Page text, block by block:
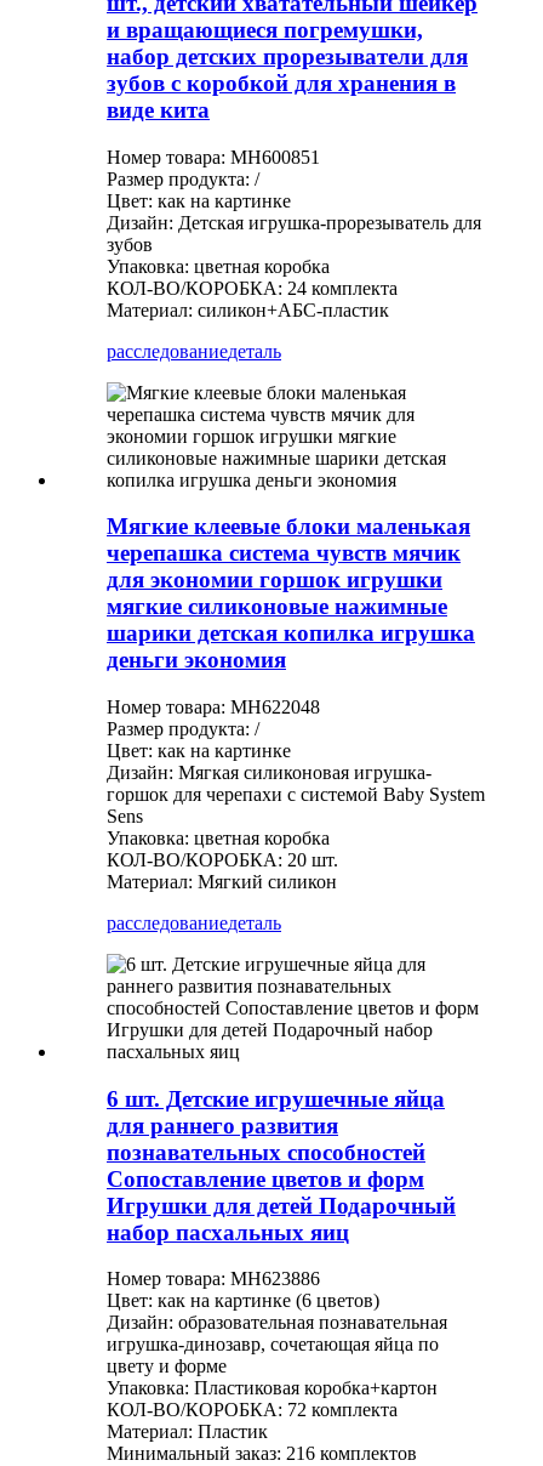
и вращающиеся погремушки,
набор детских прорезыватели для
зубов с коробкой для хранения в
виде кита
Номер товара: MH600851
Размер продукта: /
Цвет: как на картинке
Дизайн: Детская игрушка-прорезыватель для
зубов
Упаковка: цветная коробка
КОЛ-ВО/КОРОБКА: 24 комплекта
Материал: силикон+АБС-пластик
расследованиедеталь
Мягкие клеевые блоки маленькая
черепашка система чувств мячик
для экономии горшок игрушки
мягкие силиконовые нажимные
шарики детская копилка игрушка
деньги экономия
Номер товара: MH622048
Размер продукта: /
Цвет: как на картинке
Дизайн: Мягкая силиконовая игрушка-
горшок для черепахи с системой Baby System
Sens
Упаковка: цветная коробка
КОЛ-ВО/КОРОБКА: 20 шт.
Материал: Мягкий силикон
расследованиедеталь
6 шт. Детские игрушечные яйца
для раннего развития
познавательных способностей
Сопоставление цветов и форм
Игрушки для детей Подарочный
набор пасхальных яиц
Номер товара: MH623886
Цвет: как на картинке (6 цветов)
Дизайн: образовательная познавательная
игрушка-динозавр, сочетающая яйца по
цвету и форме
Упаковка: Пластиковая коробка+картон
КОЛ-ВО/КОРОБКА: 72 комплекта
Материал: Пластик
Минимальный заказ: 216 комплектов